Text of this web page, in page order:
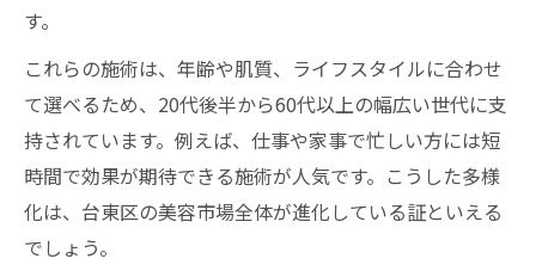
す。
これらの施術は、年齢や肌質、ライフスタイルに合わせ
て選べるため、20代後半から60代以上の幅広い世代に支
持されています。例えば、仕事や家事で忙しい方には短
時間で効果が期待できる施術が人気です。こうした多様
化は、台東区の美容市場全体が進化している証といえる
でしょう。